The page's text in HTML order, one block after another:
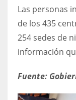
Las personas
de los 435
254 sedes de
información
Fuente: